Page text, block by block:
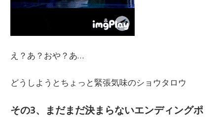
え？あ？おや？あ…
どうしようとちょっと緊張気味のショウタロウ
その3、まだまだ決まらないエンディングポ